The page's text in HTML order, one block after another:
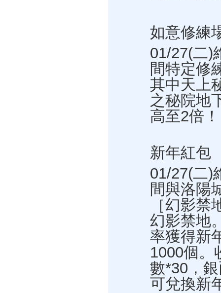
如意修練
01/27(二)
間特定修
其中天上
之秘院地
高至2倍！
新年紅包
01/27(二)
間與洛陽
［幻影
幻影禁地
率獲得新
1000個。
數*30，
可兌換新